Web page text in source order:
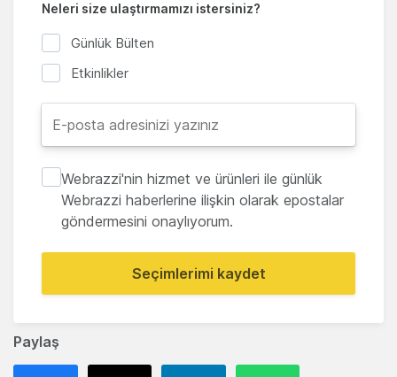
Paylaş
Neleri size ulaştırmamızı istersiniz?
Günlük Bülten
Etkinlikler
Webrazzi'nin hizmet ve ürünleri ile günlük
Webrazzi haberlerine ilişkin olarak epostalar
göndermesini onaylıyorum.
Seçimlerimi kaydet